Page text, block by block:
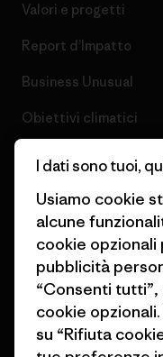
Valori e progetti
Report d’Impatto
Business Unusual
Obiettivi climatici
Come finanziamo
Buoni regalo
Trova un negozio
I dati sono tuoi,
Usiamo cookie
alcune
cookie opzionali
pubblicità
“Consenti tutti”,
cookie
su “Rifiuta